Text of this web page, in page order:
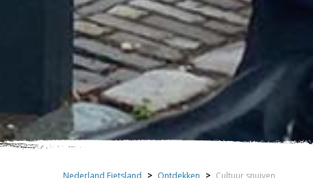
Nederland Fietsland > Ontdekken > Cultuur snuiven